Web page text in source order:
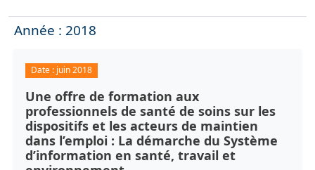
Année : 2018
Date : juin 2018
Une offre de formation aux
professionnels de santé de soins sur les
dispositifs et les acteurs de maintien
dans l’emploi : La démarche du Système
d’information en santé, travail et